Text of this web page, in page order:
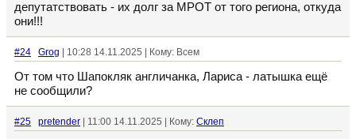
депутатствовать - их долг за МРОТ от того региона, откуда
они!!!
#24 Grog | 10:28 14.11.2025 | Кому: Всем
От том что Шапокляк англичанка, Лариса - латышка ещё
не сообщили?
#25 pretender | 11:00 14.11.2025 | Кому: Склеп